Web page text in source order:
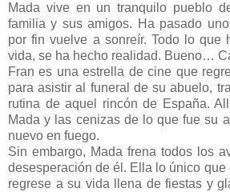
Mada vive en un tranquilo pueblo
familia y sus amigos. Ha pasado
por fin vuelve a sonreír. Todo lo que
vida, se ha hecho realidad. Bueno…
Fran es una estrella de cine que
para asistir al funeral de su abuelo,
rutina de aquel rincón de España.
Mada y las cenizas de lo que fue su
nuevo en fuego.
Sin embargo, Mada frena todos los
desesperación de él. Ella lo único que
regrese a su vida llena de fiestas y